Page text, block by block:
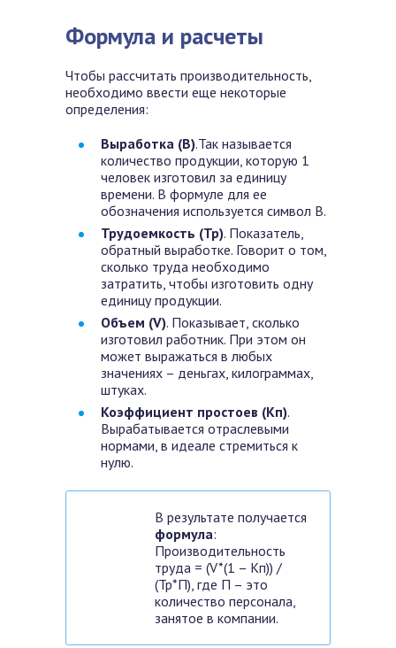
Формула и расчеты
Чтобы рассчитать производительность,
необходимо ввести еще некоторые
определения:
Выработка (В).Так называется
количество продукции, которую 1
человек изготовил за единицу
времени. В формуле для ее
обозначения используется символ В.
Трудоемкость (Тр). Показатель,
обратный выработке. Говорит о том,
сколько труда необходимо
затратить, чтобы изготовить одну
единицу продукции.
Объем (V). Показывает, сколько
изготовил работник. При этом он
может выражаться в любых
значениях – деньгах, килограммах,
штуках.
Коэффициент простоев (Кп).
Вырабатывается отраслевыми
нормами, в идеале стремиться к
нулю.
В результате получается
формула:
Производительность
труда = (V*(1 – Кп)) /
(Тр*П), где П – это
количество персонала,
занятое в компании.